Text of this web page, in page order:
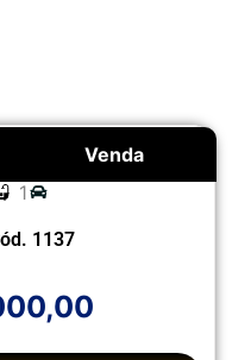
Venda
1
1137